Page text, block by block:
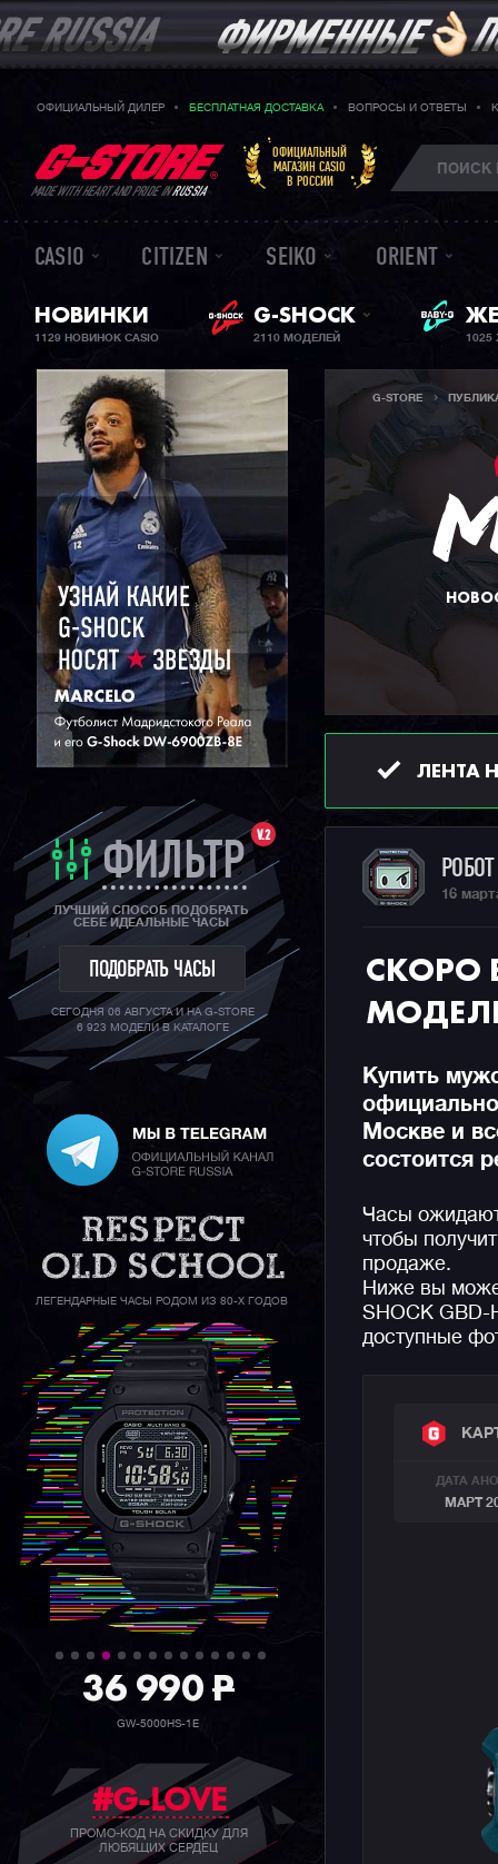
ОФИЦИАЛЬНЫЙ ДИЛЕР БЕСПЛАТНАЯ ДОСТАВКА ВОПРОСЫ И ОТВЕТЫ
MADE WITH HEART AND PRIDE INRUSSIA
ОФИЦИАЛЬНЫЙ
МАГАЗИН CASIO
В РОССИИ
CASIO CITIZEN SEIKO ORIENT
НОВИНКИ
1129 НОВИНОК CASIO
G-SHOCK
2110 МОДЕЛЕЙ
V.2
ФИЛЬТР
ЛУЧШИЙ СПОСОБ ПОДОБРАТЬ
СЕБЕ ИДЕАЛЬНЫЕ ЧАСЫ
ПОДОБРАТЬ ЧАСЫ
СЕГОДНЯ 06 АВГУСТА И НА G-STORE
6 923 МОДЕЛИ В КАТАЛОГЕ
ЛЕГЕНДАРНЫЕ ЧАСЫ РОДОМ ИЗ 80-Х ГОДОВ
36 990P
GW-5000HS-1E
#G-LOVE
ПРОМО-КОД НА СКИДКУ ДЛЯ
ЛЮБЯЩИХ СЕРДЕЦ
G-STORE
ЛЕНТА
16
СКОРО
МОДЕЛИ
Купить
Москве и
состоится
Часы
чтобы
продаже.
Ниже вы
SHOCK GBD-
доступные
ДАТА
МАРТ